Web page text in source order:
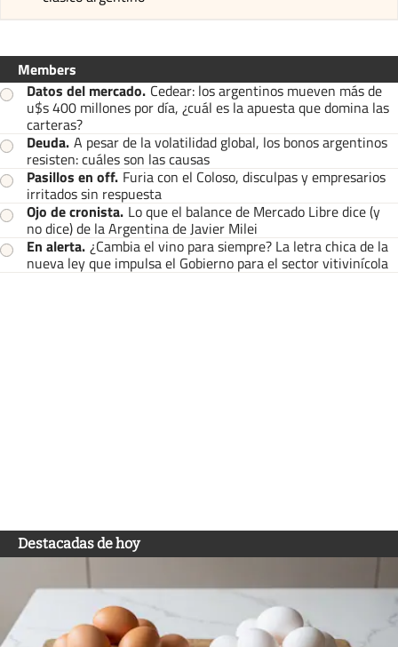
Members
Datos del mercado. Cedear: los argentinos mueven más de
u$s 400 millones por día, ¿cuál es la apuesta que domina las
carteras?
Deuda. A pesar de la volatilidad global, los bonos argentinos
resisten: cuáles son las causas
Pasillos en off. Furia con el Coloso, disculpas y empresarios
irritados sin respuesta
Ojo de cronista. Lo que el balance de Mercado Libre dice (y
no dice) de la Argentina de Javier Milei
En alerta. ¿Cambia el vino para siempre? La letra chica de la
nueva ley que impulsa el Gobierno para el sector vitivinícola
Destacadas de hoy